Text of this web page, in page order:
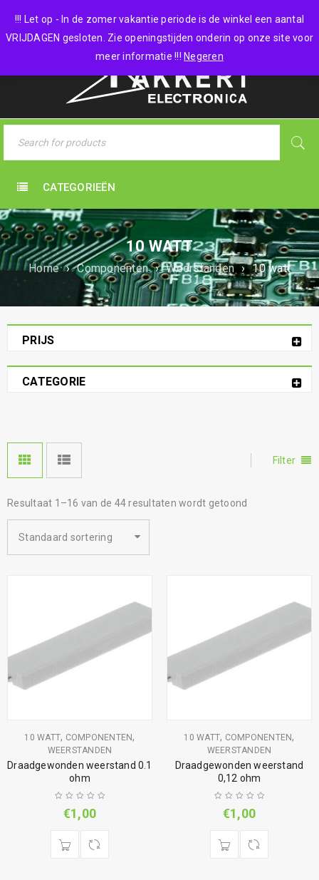
!!! Let op - In de zomer vakantie periode is de winkel een aantal
VRIJDAGEN gesloten. Zie openingstijden onderin op onze site voor
meer informatie !!! Negeren
0 items - €0,00
CATEGORIEËN
10 WATT
Home › Componenten › Weerstanden › 10 watt
PRIJS
CATEGORIE
Filter
Resultaat 1–16 van de 44 resultaten wordt getoond
Standaard sortering
10 WATT, COMPONENTEN,
WEERSTANDEN
Draadgewonden weerstand 0.1
ohm
€1,00
10 WATT, COMPONENTEN,
WEERSTANDEN
Draadgewonden weerstand
0,12 ohm
€1,00